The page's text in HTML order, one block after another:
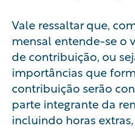
Vale ressaltar que,
mensal entende-se o
de contribuição, ou
importâncias que
contribuição serão
parte integrante da
incluindo horas extras